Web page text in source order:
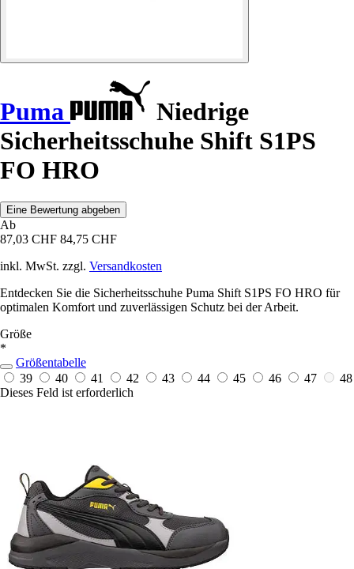
Puma
Niedrige
Sicherheitsschuhe Shift S1PS
FO HRO
Eine Bewertung abgeben
Ab
87,03 CHF 84,75 CHF
inkl. MwSt. zzgl. Versandkosten
Entdecken Sie die Sicherheitsschuhe Puma Shift S1PS FO HRO für
optimalen Komfort und zuverlässigen Schutz bei der Arbeit.
Größe
*
Größentabelle
39
40 41 42 43 44 45 46 47
48
Dieses Feld ist erforderlich